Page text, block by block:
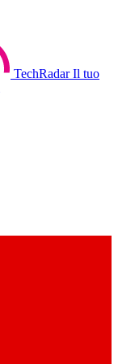
TechRadar Il tuo